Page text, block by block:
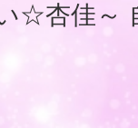
☆杏佳～